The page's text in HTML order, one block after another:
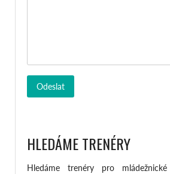
HLEDÁME TRENÉRY
Hledáme trenéry pro